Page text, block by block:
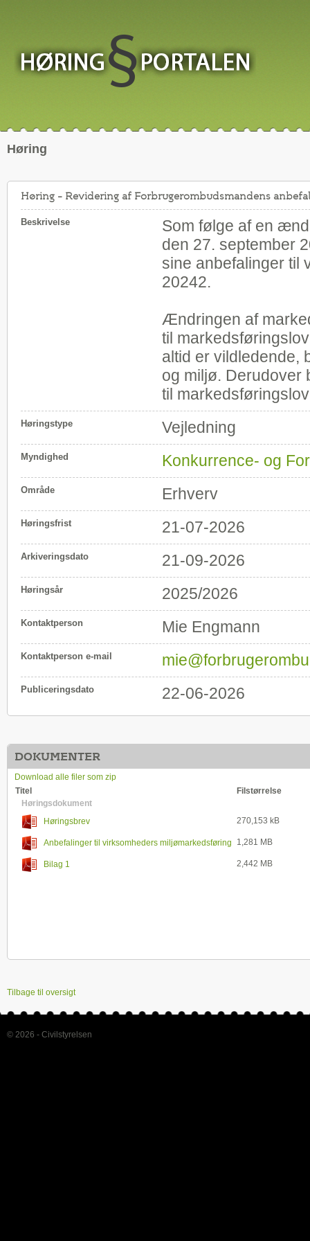
Høring
Høring – Revidering af Forbrugerombudsmandens
Beskrivelse
Som følge af en
den 27. september
sine anbefalinger til
20242.
Ændringen af
til
altid er vildledende,
og miljø. Derudover
til
Høringstype Vejledning
Myndighed Konkurrence- og
Område Erhverv
Høringsfrist 21-07-2026
Arkiveringsdato 21-09-2026
Høringsår 2025/2026
Kontaktperson Mie Engmann
Kontaktperson e-mail
Publiceringsdato 22-06-2026
DOKUMENTER
Download alle filer som zip
Titel
Filstørrelse
Høringsdokument
Høringsbrev
270,153 kB
Anbefalinger til virksomheders miljømarkedsføring 1,281 MB
Bilag 1 2,442 MB
Tilbage til oversigt
© 2026 - Civilstyrelsen